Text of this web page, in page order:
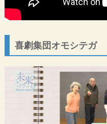
喜劇集団オモシテガ